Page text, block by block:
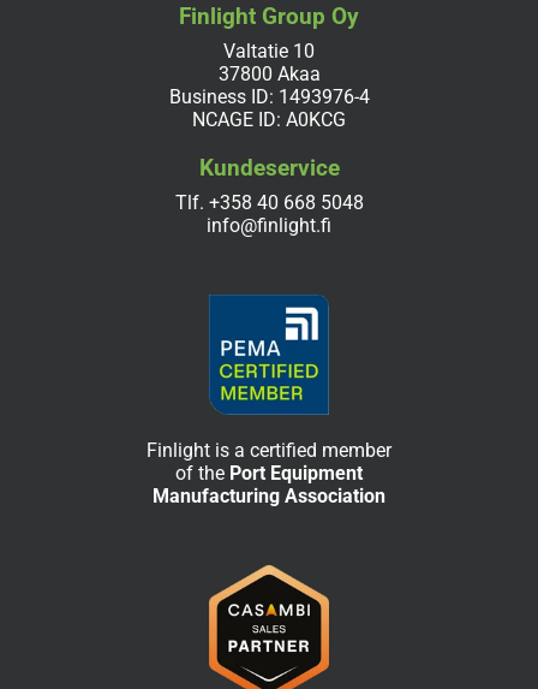
Finlight Group Oy
Valtatie 10
37800 Akaa
Business ID: 1493976-4
NCAGE ID: A0KCG
Kundeservice
Tlf. +358 40 668 5048
info@finlight.fi
Finlight is a certified member
of the Port Equipment
Manufacturing Association